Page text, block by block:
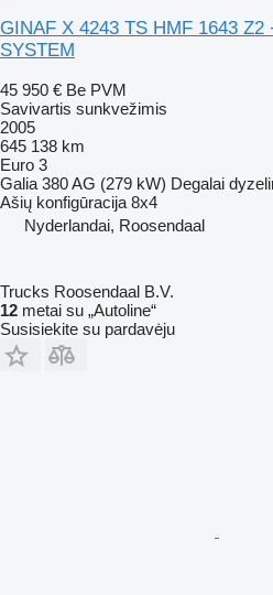
GINAF X 4243 TS HMF 1643 Z2
SYSTEM
45 950 € Be PVM
Savivartis sunkvežimis
2005
645 138 km
Euro 3
Galia 380 AG (279 kW) Degalai
Ašių konfigūracija 8x4
Nyderlandai, Roosendaal
Trucks Roosendaal B.V.
12 metai su „Autoline“
Susisiekite su pardavėju